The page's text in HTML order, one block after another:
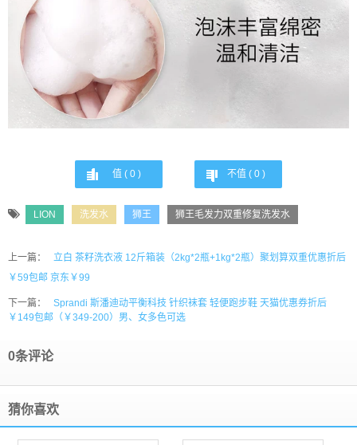
值 ( 0 ) 不值 ( 0 )
LION 洗发水 狮王 狮王毛发力双重修复洗发水
上一篇：
立白 茶籽洗衣液 12斤箱装（2kg*2瓶+1kg*2瓶）聚划算双重优惠折后
￥59包邮 京东￥99
下一篇：
Sprandi 斯潘迪动平衡科技 针织袜套 轻便跑步鞋 天猫优惠券折后
￥149包邮（￥349-200）男、女多色可选
0条评论
猜你喜欢